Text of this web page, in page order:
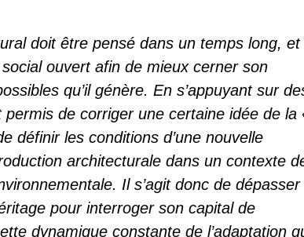
doit être pensé dans un temps long, et
ouvert afin de mieux cerner son
qu’il génère. En s’appuyant sur
permis de corriger une certaine idée de la
définir les conditions d’une nouvelle
architecturale dans un contexte
Il s’agit donc de dépasser
pour interroger son capital de
dynamique constante de l’adaptation